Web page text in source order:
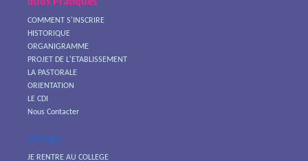
Infos Pratiques
COMMENT S'INSCRIRE
HISTORIQUE
ORGANIGRAMME
PROJET DE L'ETABLISSEMENT
LA PASTORALE
ORIENTATION
LE CDI
Nous Contacter
Collège
JE RENTRE AU COLLEGE